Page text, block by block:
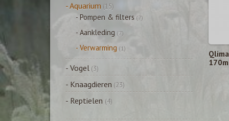
- Aquarium (15)
- Pompen & filters (7)
- Aankleding (7)
- Verwarming (1)
- Vogel (3)
- Knaagdieren (23)
- Reptielen (4)